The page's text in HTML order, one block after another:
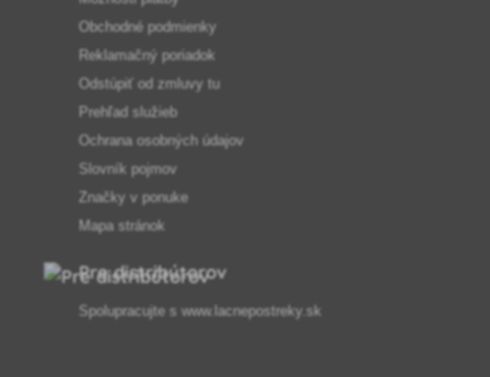
Obchodné podmienky
Reklamačný poriadok
Odstúpiť od zmluvy tu
Prehľad služieb
Ochrana osobných údajov
Slovník pojmov
Značky v ponuke
Mapa stránok
Pre distribútorov
Spolupracujte s www.lacnepostreky.sk